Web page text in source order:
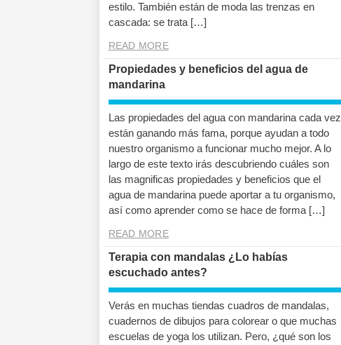
estilo. También están de moda las trenzas en
cascada: se trata […]
READ MORE
Propiedades y beneficios del agua de
mandarina
Las propiedades del agua con mandarina cada vez
están ganando más fama, porque ayudan a todo
nuestro organismo a funcionar mucho mejor. A lo
largo de este texto irás descubriendo cuáles son
las magnificas propiedades y beneficios que el
agua de mandarina puede aportar a tu organismo,
así como aprender como se hace de forma […]
READ MORE
Terapia con mandalas ¿Lo habías
escuchado antes?
Verás en muchas tiendas cuadros de mandalas,
cuadernos de dibujos para colorear o que muchas
escuelas de yoga los utilizan. Pero, ¿qué son los